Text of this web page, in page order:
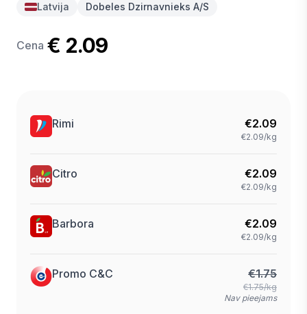
Latvija Dobeles Dzirnavnieks A/S
Cena € 2.09
Rimi €2.09
€2.09/kg
Citro €2.09
€2.09/kg
Barbora €2.09
€2.09/kg
Promo C&C €1.75
€1.75/kg
Nav pieejams